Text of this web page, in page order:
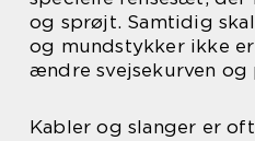
og sprøjt. Samtidig
og mundstykker ikke
ændre svejsekurven og
Kabler og slanger er